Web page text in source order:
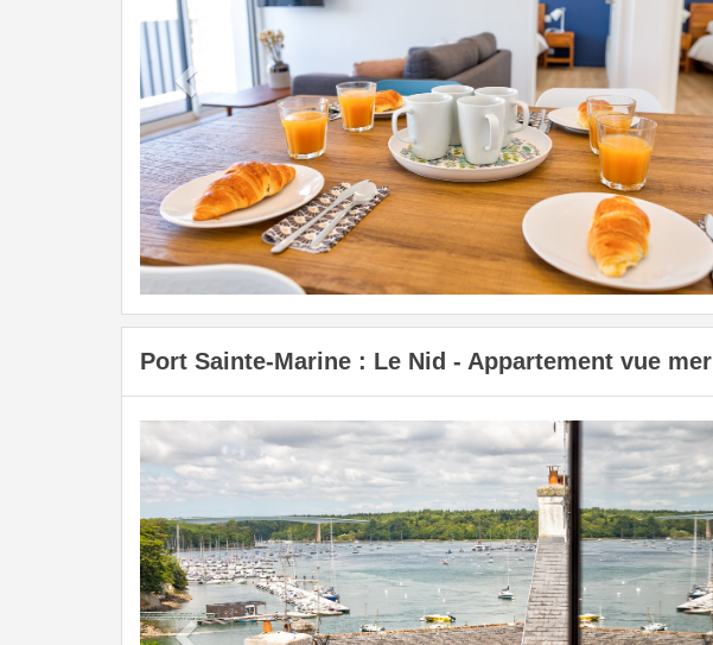
Port Sainte-Marine : Le Nid - Appartement vue mer
Previous